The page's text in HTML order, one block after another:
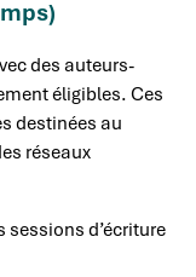
des auteurs-
éligibles. Ces
destinées au
réseaux
sessions d’écriture